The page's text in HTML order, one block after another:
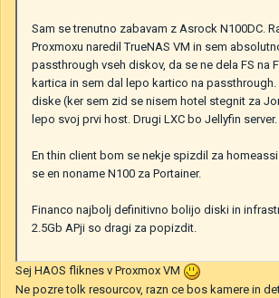
Sam se trenutno zabavam z Asrock N100DC.
Proxmoxu naredil TrueNAS VM in sem
passthrough vseh diskov, da se ne dela FS na
kartica in sem dal lepo kartico na passthrough.
diske (ker sem zid se nisem hotel stegnit za
lepo svoj prvi host. Drugi LXC bo Jellyfin server.
En thin client bom se nekje spizdil za
se en noname N100 za Portainer.
Financo najbolj definitivno bolijo diski in
2.5Gb APji so dragi za popizdit.
Sej HAOS fliknes v Proxmox VM
Ne pozre tolk resourcov, razn ce bos kamere in